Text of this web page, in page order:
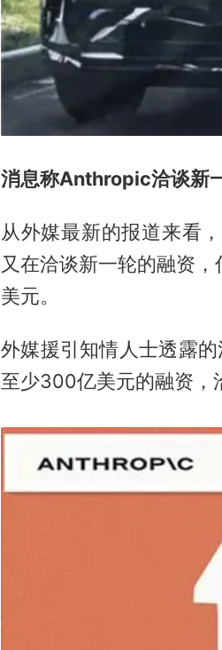
消息称Anthropic洽谈新
从外媒最新的报道来看
又在洽谈新一轮的融资
美元。
外媒援引知情人士透露
至少300亿美元的融资，